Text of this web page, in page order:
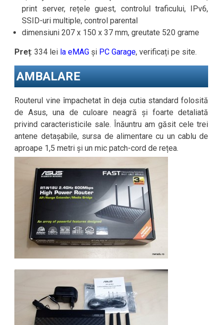
print server, rețele guest, controlul traficului, IPv6,
SSID-uri multiple, control parental
dimensiuni 207 x 150 x 37 mm, greutate 520 grame
Preț: 334 lei la eMAG și PC Garage, verificați pe site.
AMBALARE
Routerul vine împachetat în deja cutia standard folosită
de Asus, una de culoare neagră și foarte detaliată
privind caracteristicile sale. Înăuntru am găsit cele trei
antene detașabile, sursa de alimentare cu un cablu de
aproape 1,5 metri și un mic patch-cord de rețea.